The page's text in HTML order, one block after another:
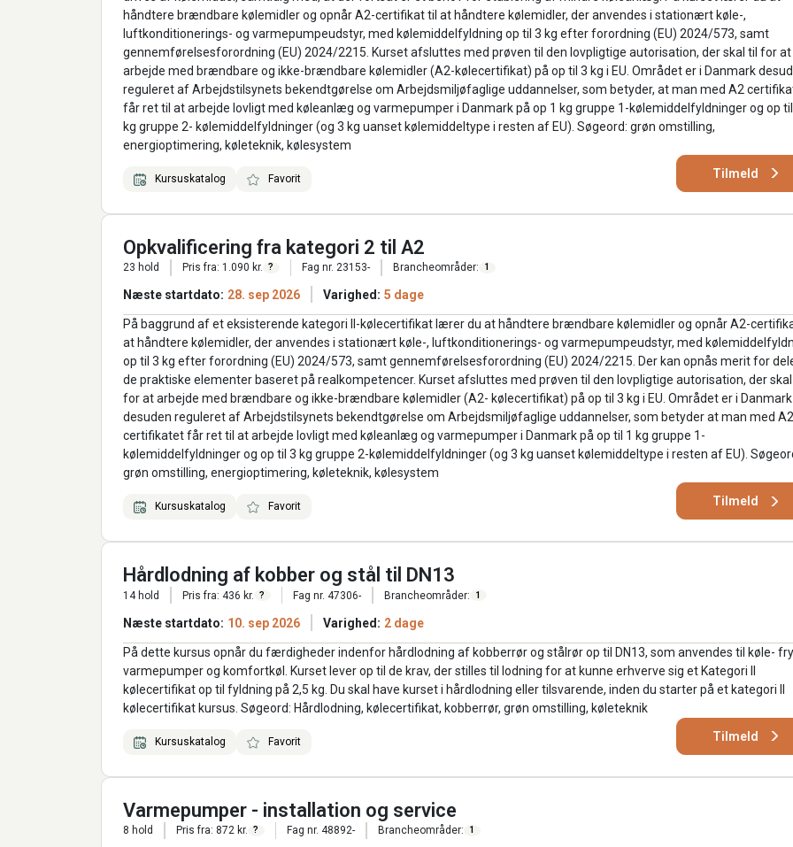
håndtere brændbare kølemidler og opnår A2-certifikat til at håndtere kølemidler, der anvendes i stationært køle-,
luftkonditionerings- og varmepumpeudstyr, med kølemiddelfyldning op til 3 kg efter forordning (EU) 2024/573, samt
gennemførelsesforordning (EU) 2024/2215. Kurset afsluttes med prøven til den lovpligtige autorisation, der skal til for at
arbejde med brændbare og ikke-brændbare kølemidler (A2-kølecertifikat) på op til 3 kg i EU. Området er i Danmark
reguleret af Arbejdstilsynets bekendtgørelse om Arbejdsmiljøfaglige uddannelser, som betyder, at man med A2
får ret til at arbejde lovligt med køleanlæg og varmepumper i Danmark på op 1 kg gruppe 1-kølemiddelfyldninger og op
kg gruppe 2- kølemiddelfyldninger (og 3 kg uanset kølemiddeltype i resten af EU). Søgeord: grøn omstilling,
energioptimering, køleteknik, kølesystem
Kursuskatalog Favorit Tilmeld
Opkvalificering fra kategori 2 til A2
23 hold Pris fra: 1.090 kr. ? Fag nr. 23153- Brancheområder: 1
Næste startdato: 28. sep 2026 Varighed: 5 dage
På baggrund af et eksisterende kategori II-kølecertifikat lærer du at håndtere brændbare kølemidler og opnår A2-
at håndtere kølemidler, der anvendes i stationært køle-, luftkonditionerings- og varmepumpeudstyr, med
op til 3 kg efter forordning (EU) 2024/573, samt gennemførelsesforordning (EU) 2024/2215. Der kan opnås merit for
de praktiske elementer baseret på realkompetencer. Kurset afsluttes med prøven til den lovpligtige autorisation, der skal
for at arbejde med brændbare og ikke-brændbare kølemidler (A2- kølecertifikat) på op til 3 kg i EU. Området er i Danmark
desuden reguleret af Arbejdstilsynets bekendtgørelse om Arbejdsmiljøfaglige uddannelser, som betyder at man med
certifikatet får ret til at arbejde lovligt med køleanlæg og varmepumper i Danmark på op til 1 kg gruppe 1-
kølemiddelfyldninger og op til 3 kg gruppe 2-kølemiddelfyldninger (og 3 kg uanset kølemiddeltype i resten af EU).
grøn omstilling, energioptimering, køleteknik, kølesystem
Kursuskatalog Favorit Tilmeld
Hårdlodning af kobber og stål til DN13
14 hold Pris fra: 436 kr. ? Fag nr. 47306- Brancheområder: 1
Næste startdato: 10. sep 2026 Varighed: 2 dage
På dette kursus opnår du færdigheder indenfor hårdlodning af kobberrør og stålrør op til DN13, som anvendes til køle-
varmepumper og komfortkøl. Kurset lever op til de krav, der stilles til lodning for at kunne erhverve sig et Kategori II
kølecertifikat op til fyldning på 2,5 kg. Du skal have kurset i hårdlodning eller tilsvarende, inden du starter på et kategori II
kølecertifikat kursus. Søgeord: Hårdlodning, kølecertifikat, kobberrør, grøn omstilling, køleteknik
Kursuskatalog Favorit Tilmeld
Varmepumper - installation og service
8 hold Pris fra: 872 kr. ? Fag nr. 48892- Brancheområder: 1